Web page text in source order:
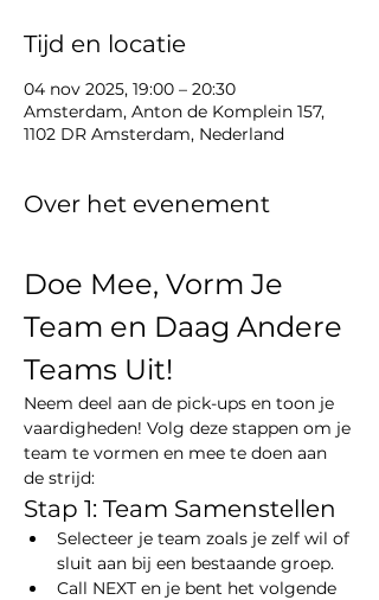
Tijd en locatie
04 nov 2025, 19:00 – 20:30
Amsterdam, Anton de Komplein 157,
1102 DR Amsterdam, Nederland
Over het evenement
Doe Mee, Vorm Je
Team en Daag Andere
Teams Uit!
Neem deel aan de pick-ups en toon je
vaardigheden! Volg deze stappen om je
team te vormen en mee te doen aan
de strijd:
Stap 1: Team Samenstellen
Selecteer je team zoals je zelf wil of
sluit aan bij een bestaande groep.
Call NEXT en je bent het volgende